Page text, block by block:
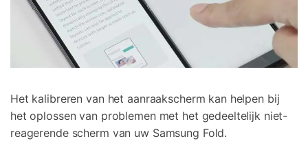
Het kalibreren van het aanraakscherm kan helpen bij
het oplossen van problemen met het gedeeltelijk niet-
reagerende scherm van uw Samsung Fold.